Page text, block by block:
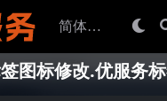
图标修改.优服务